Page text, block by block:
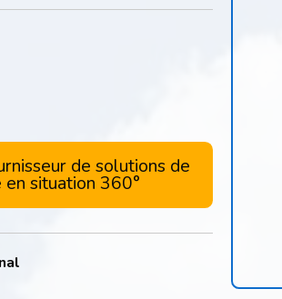
de solutions de
situation 360°